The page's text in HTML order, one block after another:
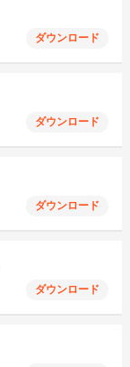
ダウンロード
ダウンロード
ダウンロード
ダウンロード